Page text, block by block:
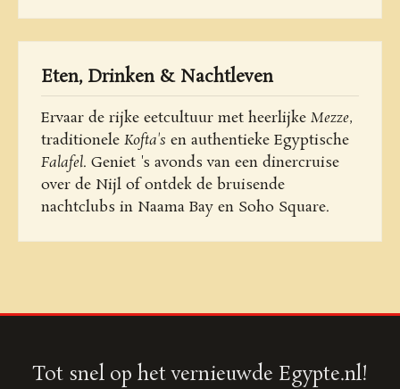
Eten, Drinken & Nachtleven
Ervaar de rijke eetcultuur met heerlijke Mezze,
traditionele Kofta's en authentieke Egyptische
Falafel. Geniet 's avonds van een dinercruise
over de Nijl of ontdek de bruisende
nachtclubs in Naama Bay en Soho Square.
Tot snel op het vernieuwde Egypte.nl!